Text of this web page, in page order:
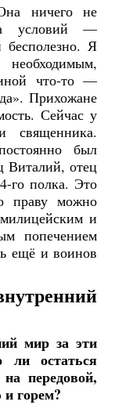
ничего не
условий —
Я
что-то —
Прихожане
Сейчас у
был
Виталий, отец
го полка. Это
праву можно
и
попечением
ещё и воинов
мир за эти
остаться
передовой,
и горем?